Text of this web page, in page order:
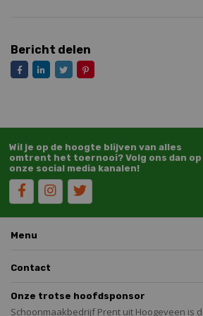
Bericht delen
Wil je op de hoogte blijven van alles
omtrent het toernooi? Volg ons dan op
onze social media kanalen!
Menu
Contact
Onze trotse hoofdsponsor
Schoonmaakbedrijf Prent uit Hoogeveen is